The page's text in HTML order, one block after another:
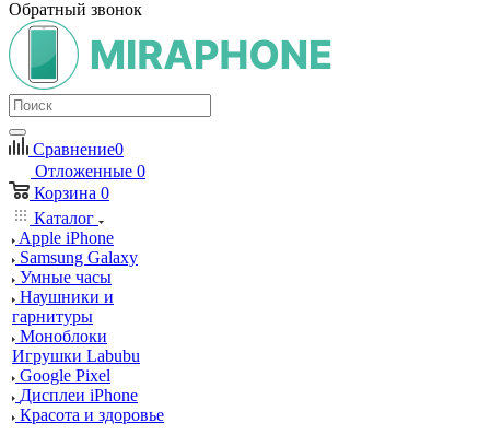
Обратный звонок
Сравнение0
Отложенные 0
Корзина 0
Каталог
Apple iPhone
Samsung Galaxy
Умные часы
Наушники и
гарнитуры
Моноблоки
Игрушки Labubu
Google Pixel
Дисплеи iPhone
Красота и здоровье